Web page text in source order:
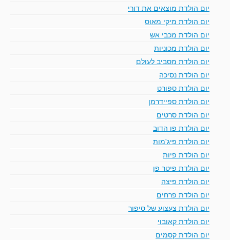
יום הולדת מוצאים את דורי
יום הולדת מיקי מאוס
יום הולדת מכבי אש
יום הולדת מכוניות
יום הולדת מסביב לעולם
יום הולדת נסיכה
יום הולדת ספורט
יום הולדת ספיידרמן
יום הולדת סרטים
יום הולדת פו הדוב
יום הולדת פיג'מות
יום הולדת פיות
יום הולדת פיטר פן
יום הולדת פיצה
יום הולדת פרחים
יום הולדת צעצוע של סיפור
יום הולדת קאובוי
יום הולדת קסמים